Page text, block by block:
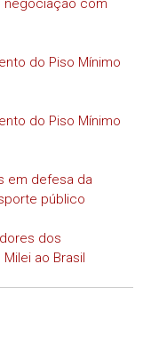
do Piso Mínimo
do Piso Mínimo
em defesa da
público
dos
ao Brasil